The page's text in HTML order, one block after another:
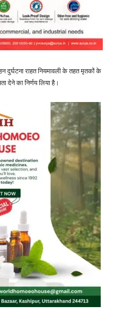
दुर्घटना राहत नियमावली के तहत मृतकों के
देने का निर्णय लिया है।